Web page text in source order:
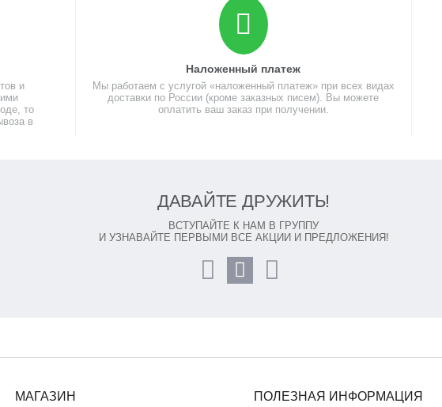
и
то
в
Наложенный платеж
Мы работаем с услугой «наложенный платеж» при всех видах
доставки по России (кроме заказных писем). Вы можете
оплатить ваш заказ при получении.
ДАВАЙТЕ ДРУЖИТЬ!
ВСТУПАЙТЕ К НАМ В ГРУППУ
И УЗНАВАЙТЕ ПЕРВЫМИ ВСЕ АКЦИИ И ПРЕДЛОЖЕНИЯ!
МАГАЗИН ПОЛЕЗНАЯ ИНФОРМАЦИЯ